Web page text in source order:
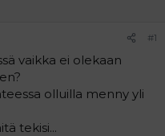
#1
vaikka ei olekaan
olluilla menny yli
tekisi...